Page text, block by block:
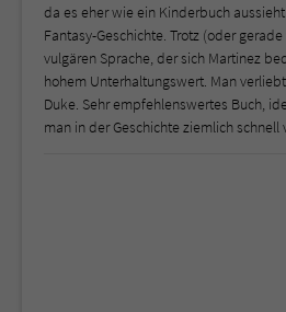
da es eher wie ein Kinderbuch
Fantasy-Geschichte. Trotz (oder
vulgären Sprache, der sich Martinez
hohem Unterhaltungswert. Man
Duke. Sehr empfehlenswertes Buch,
man in der Geschichte ziemlich